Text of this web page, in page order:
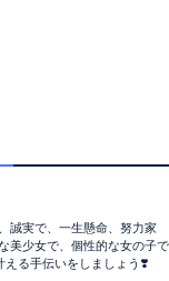
誠実で、一生懸命、努力家
美少女で、個性的な女の子で
える手伝いをしましょう❣️